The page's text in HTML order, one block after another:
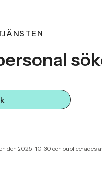
den 2025-10-30 och publicerades